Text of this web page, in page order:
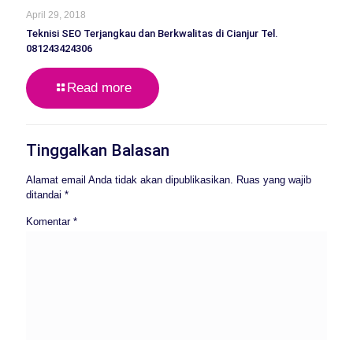
April 29, 2018
Teknisi SEO Terjangkau dan Berkwalitas di Cianjur Tel.
081243424306
Read more
Tinggalkan Balasan
Alamat email Anda tidak akan dipublikasikan. Ruas yang wajib
ditandai *
Komentar *